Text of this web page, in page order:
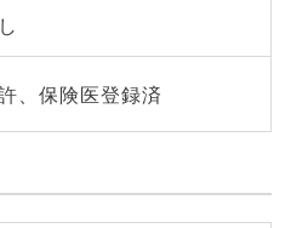
、保険医登録済